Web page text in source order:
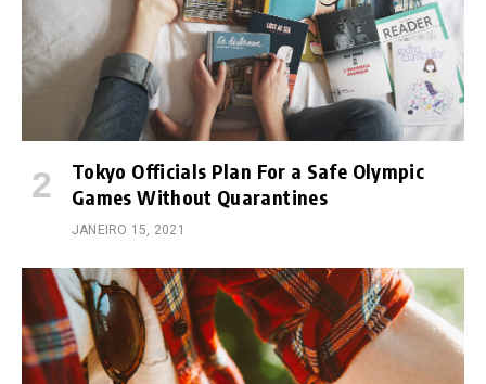
Tokyo Officials Plan For a Safe Olympic
Games Without Quarantines
JANEIRO 15, 2021